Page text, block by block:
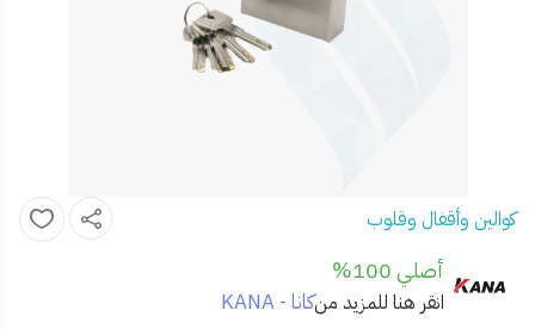
كوالين وأقفال وقلوب
أصلي 100%
انقر هنا للمزيد منكانا - KANA